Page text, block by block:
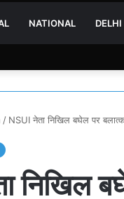
NATIONAL
/ NSUI नेता निखिल बघेल पर
निखिल